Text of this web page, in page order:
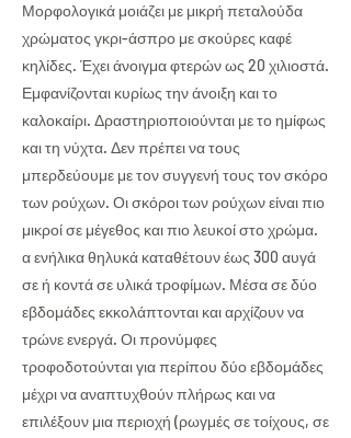
Μορφολογικά μοιάζει με μικρή πεταλούδα
χρώματος γκρι-άσπρο με σκούρες καφέ
κηλίδες. Έχει άνοιγμα φτερών ως 20 χιλιοστά.
Εμφανίζονται κυρίως την άνοιξη και το
καλοκαίρι. Δραστηριοποιούνται με το ημίφως
και τη νύχτα. Δεν πρέπει να τους
μπερδεύουμε με τον συγγενή τους τον σκόρο
των ρούχων. Οι σκόροι των ρούχων είναι πιο
μικροί σε μέγεθος και πιο λευκοί στο χρώμα.
α ενήλικα θηλυκά καταθέτουν έως 300 αυγά
σε ή κοντά σε υλικά τροφίμων. Μέσα σε δύο
εβδομάδες εκκολάπτονται και αρχίζουν να
τρώνε ενεργά. Οι προνύμφες
τροφοδοτούνται για περίπου δύο εβδομάδες
μέχρι να αναπτυχθούν πλήρως και να
επιλέξουν μια περιοχή (ρωγμές σε τοίχους, σε